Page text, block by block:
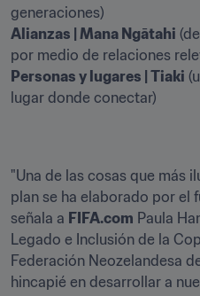
Alianzas | Mana Ngātahi
Personas y lugares | Tiaki
lugar donde conectar)
"Una de las cosas que más
plan se ha elaborado por el
señala a FIFA.com Paula
Legado e Inclusión de la
Federación Neozelandesa
hincapié en desarrollar a